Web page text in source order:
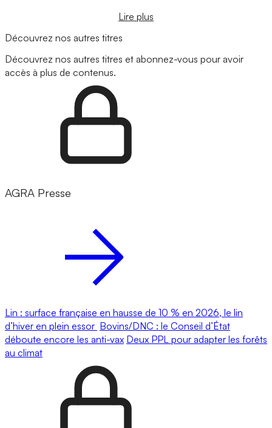
Lire plus
Découvrez nos autres titres
Découvrez nos autres titres et abonnez-vous pour avoir
accès à plus de contenus.
AGRA Presse
Lin : surface française en hausse de 10 % en 2026, le lin
d’hiver en plein essor Bovins/DNC : le Conseil d’État
déboute encore les anti-vax Deux PPL pour adapter les forêts
au climat